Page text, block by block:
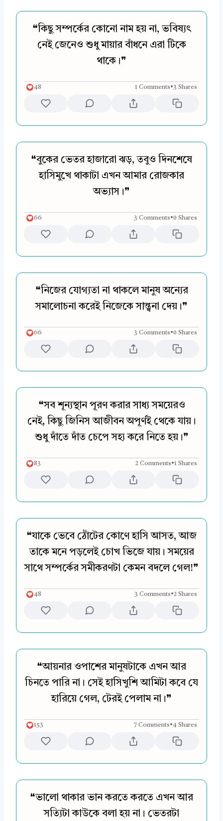
❝কিছু সম্পর্কের কোনো নাম হয় না, ভবিষ্যৎ
নেই জেনেও শুধু মায়ার বাঁধনে এরা টিকে
থাকে।❞
48 1 Comments•3 Shares
❝বুকের ভেতর হাজারো ঝড়, তবুও দিনশেষে
হাসিমুখে থাকাটা এখন আমার রোজকার
অভ্যাস।❞
66 3 Comments•0 Shares
❝নিজের যোগ্যতা না থাকলে মানুষ অন্যের
সমালোচনা করেই নিজেকে সান্ত্বনা দেয়।❞
66 3 Comments•0 Shares
❝সব শূন্যস্থান পূরণ করার সাধ্য সময়েরও
নেই, কিছু জিনিস আজীবন অপূর্ণই থেকে যায়।
শুধু দাঁতে দাঁত চেপে সহ্য করে নিতে হয়।❞
83 2 Comments•1 Shares
❝যাকে ভেবে ঠোঁটের কোণে হাসি আসত, আজ
তাকে মনে পড়লেই চোখ ভিজে যায়। সময়ের
সাথে সম্পর্কের সমীকরণটা কেমন বদলে গেল!❞
48 3 Comments•2 Shares
❝আয়নার ওপাশের মানুষটাকে এখন আর
চিনতে পারি না। সেই হাসিখুশি আমিটা কবে যে
হারিয়ে গেল, টেরই পেলাম না।❞
153 7 Comments•4 Shares
❝ভালো থাকার ভান করতে করতে এখন আর
সত্যিটা কাউকে বলা হয় না। ভেতরটা